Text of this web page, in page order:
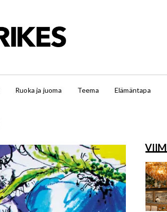
Ruoka ja juoma Teema Elämäntapa